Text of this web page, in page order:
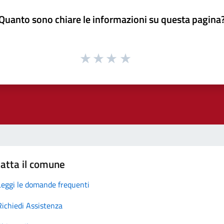
sono chiare le informazioni su questa
il comune
le domande frequenti
Assistenza